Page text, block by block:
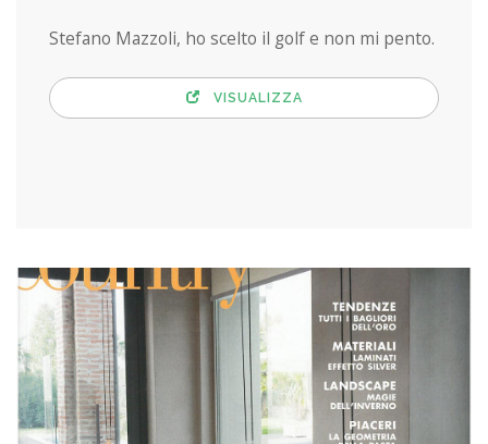
Stefano Mazzoli, ho scelto il golf e non mi pento.
VISUALIZZA